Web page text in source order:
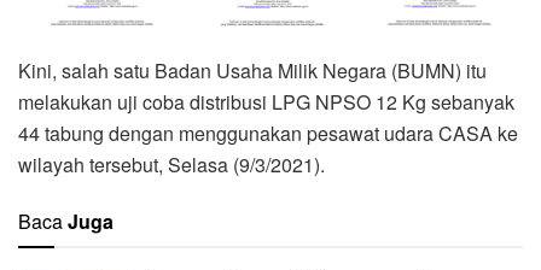
Kini, salah satu Badan Usaha Milik Negara (BUMN) itu
melakukan uji coba distribusi LPG NPSO 12 Kg sebanyak
44 tabung dengan menggunakan pesawat udara CASA ke
wilayah tersebut, Selasa (9/3/2021).
BacaJuga